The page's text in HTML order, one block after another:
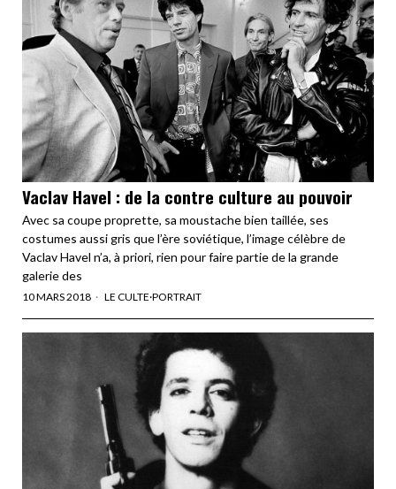
Vaclav Havel : de la contre culture au pouvoir
Avec sa coupe proprette, sa moustache bien taillée, ses
costumes aussi gris que l’ère soviétique, l’image célèbre de
Vaclav Havel n’a, à priori, rien pour faire partie de la grande
galerie des
10 MARS 2018 LE CULTE·PORTRAIT